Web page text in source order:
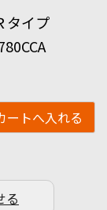
タイプ
る